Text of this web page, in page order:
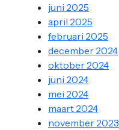
juni 2025
april 2025
februari 2025
december 2024
oktober 2024
juni 2024
mei 2024
maart 2024
november 2023